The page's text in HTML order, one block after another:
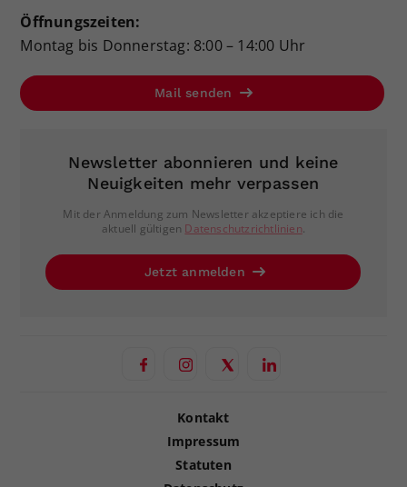
Öffnungszeiten:
Montag bis Donnerstag: 8:00 – 14:00 Uhr
Mail senden
Newsletter abonnieren und keine
Neuigkeiten mehr verpassen
Mit der Anmeldung zum Newsletter akzeptiere ich die
aktuell gültigen Datenschutzrichtlinien.
Jetzt anmelden
Kontakt
Impressum
Statuten